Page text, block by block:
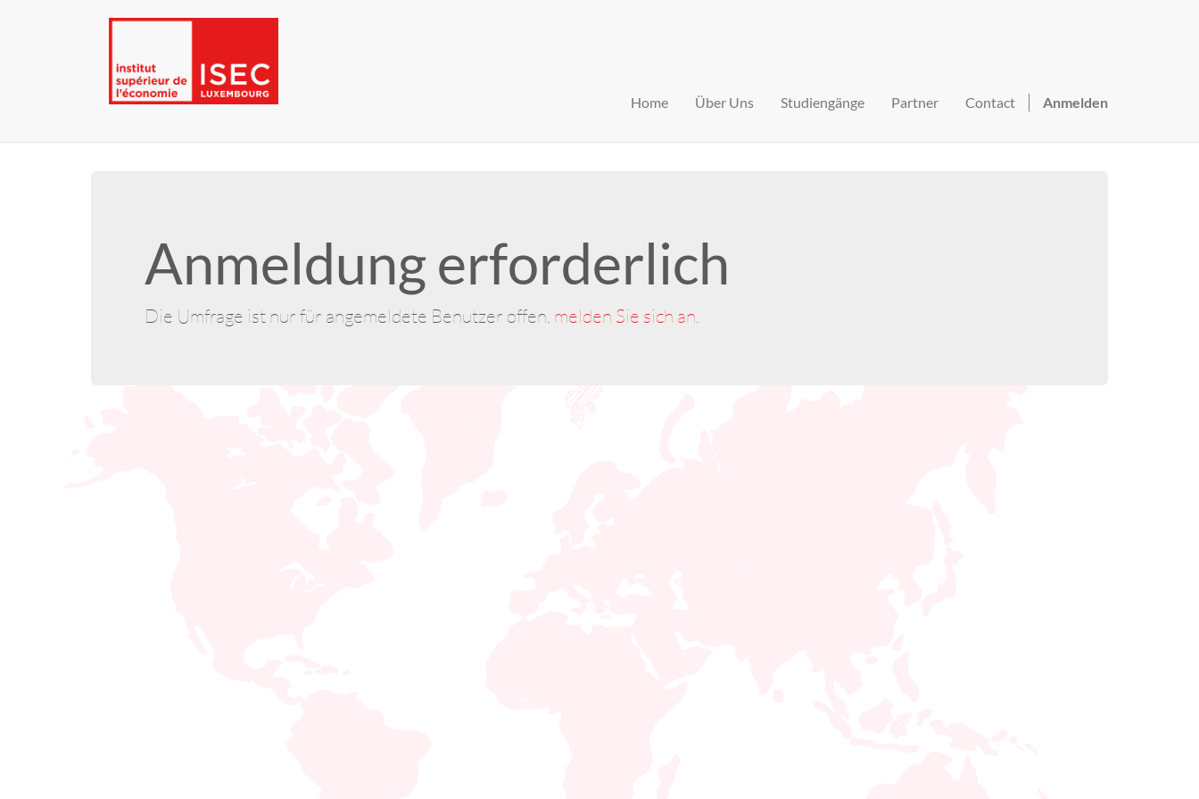
Home Über Uns Studiengänge Partner Contact Anmelden
Anmeldung erforderlich
Die Umfrage ist nur für angemeldete Benutzer offen. melden Sie sich an